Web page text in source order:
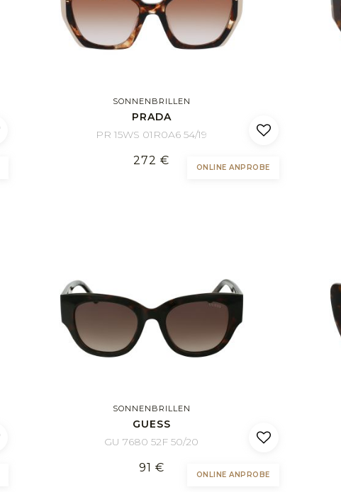
SONNENBRILLEN
PRADA
PR 15WS 01R0A6 54/19
272 €
ONLINE ANPROBE
SONNENBRILLEN
GUESS
GU 7680 52F 50/20
91 €
ONLINE ANPROBE